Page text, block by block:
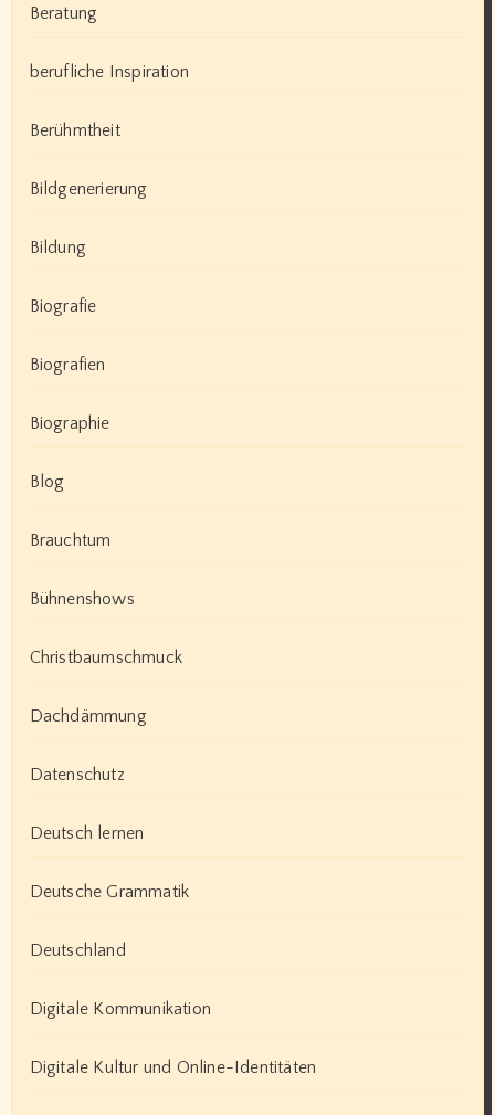
Beratung
berufliche Inspiration
Berühmtheit
Bildgenerierung
Bildung
Biografie
Biografien
Biographie
Blog
Brauchtum
Bühnenshows
Christbaumschmuck
Dachdämmung
Datenschutz
Deutsch lernen
Deutsche Grammatik
Deutschland
Digitale Kommunikation
Digitale Kultur und Online-Identitäten